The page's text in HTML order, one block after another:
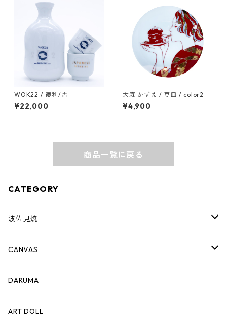
WOK22 / 徳利/盃
¥22,000
大森 かずえ / 豆皿 / color2
¥4,900
商品一覧に戻る
CATEGORY
波佐見焼
complete set
豆皿
蕎麦猪口
CANVAS
PRINT
DARUMA
ART DOLL